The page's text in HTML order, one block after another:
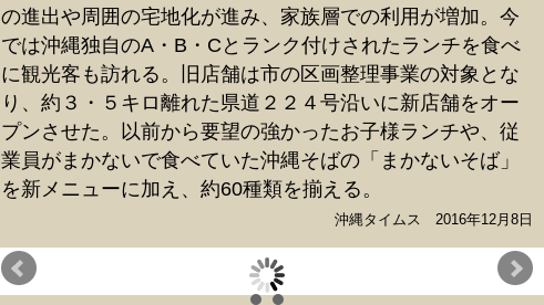
の進出や周囲の宅地化が進み、家族層での利用が増加。今
では沖縄独自のA・B・Cとランク付けされたランチを食べ
に観光客も訪れる。旧店舗は市の区画整理事業の対象とな
り、約３・５キロ離れた県道２２４号沿いに新店舗をオー
プンさせた。以前から要望の強かったお子様ランチや、従
業員がまかないで食べていた沖縄そばの「まかないそば」
を新メニューに加え、約60種類を揃える。
沖縄タイムス 2016年12月8日
ラボメンバー 島袋撮影